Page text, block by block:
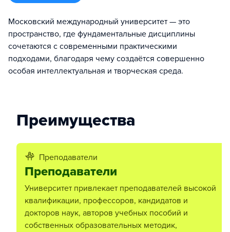
Московский международный университет — это
пространство, где фундаментальные дисциплины
сочетаются с современными практическими
подходами, благодаря чему создаётся совершенно
особая интеллектуальная и творческая среда.
Преимущества
Преподаватели
Преподаватели
Университет привлекает преподавателей высокой
квалификации, профессоров, кандидатов и
докторов наук, авторов учебных пособий и
собственных образовательных методик,